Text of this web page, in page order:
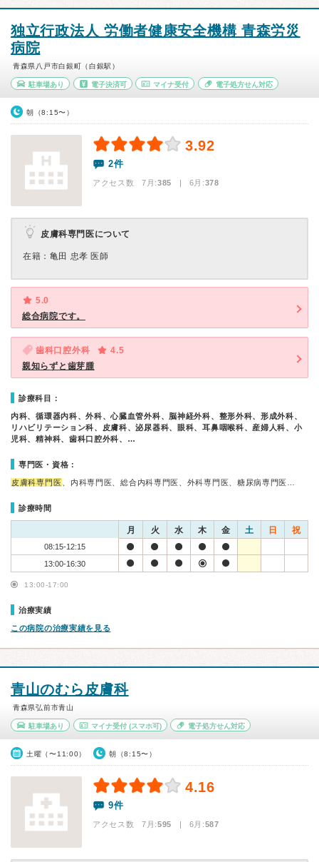
独立行政法人 労働者健康安全機構 青森労災
病院
青森県八戸市白銀町（白銀駅）
駐車場あり 電子決済可 マイナ受付 電子処方せん対応
朝（8:15〜）
3.92
2件
アクセス数 7月:385 | 6月:378
皮膚科専門医について
在籍：亀田 忠孝 医師
5.0
総合病院です。
歯科口腔外科
4.5
親知らずと歯芽腫
診療科目：
内科、循環器内科、外科、心臓血管外科、脳神経外科、整形外科、形成外科、
リハビリテーション科、皮膚科、泌尿器科、眼科、耳鼻咽喉科、産婦人科、小
児科、精神科、歯科口腔外科、…
専門医・資格：
皮膚科専門医 、内科専門医、総合内科専門医、外科専門医、糖尿病専門医…
診療時間
月 火 水 木 金 土 日 祝
08:15-12:15
13:00-16:30
13:00-17:00
治療実績
この病院の治療実績を見る
青山のむら皮膚科
青森県弘前市青山
駐車場あり マイナ受付(スマホ可) 電子処方せん対応
土曜（〜11:00） 朝（8:15〜）
4.16
9件
アクセス数 7月:595 | 6月:587